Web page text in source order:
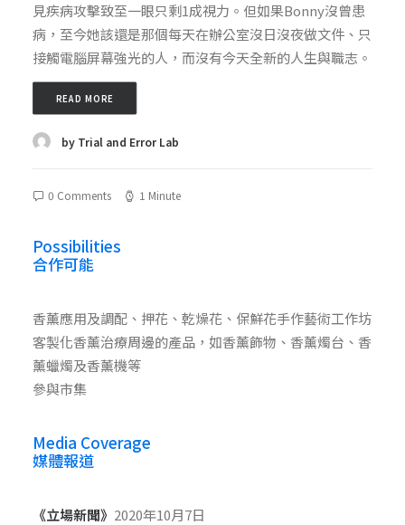
見疾病攻擊致至一眼只剩1成視力。但如果Bonny沒曾患
病，至今她該還是那個每天在辦公室沒日沒夜做文件、只
接觸電腦屏幕強光的人，而沒有今天全新的人生與職志。
READ MORE
by Trial and Error Lab
0 Comments 1 Minute
Possibilities
合作可能
香薰應用及調配、押花、乾燥花、保鮮花手作藝術工作坊
客製化香薰治療周邊的產品，如香薰飾物、香薰燭台、香
薰蠟燭及香薰機等
參與市集
Media Coverage
媒體報道
《立場新聞》 2020年10月7日